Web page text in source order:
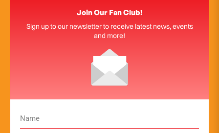
Join Our Fan Club!
Sign up to our newsletter to receive latest news, events
and more!